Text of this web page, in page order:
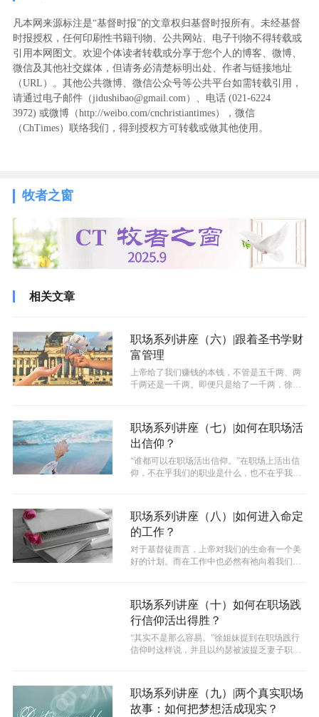
凡本网来源标注是“基督时报”的文章权归基督时报所有。未经基督
时报授权，任何印刷性书籍刊物、公共网站、电子刊物不得转载或
引用本网图文。欢迎个体读者转载或分享于您个人的博客、微博、
微信及其他社交媒体，但请务必清楚标明出处、作者与链接地址
（URL）。其他公共微博、微信公众号等公共平台如需转载引用，
请通过电子邮件（jidushibao@gmail.com）、电话 (021-6224
3972) ‬或微博（http://weibo.com/cnchristiantimes），微信
（ChTimes）联络我们，得到授权方可转载或做其他使用。
牧者之窗
相关文章
职场系列讲座（六）|跟着圣书学财
富管理
上帝给了我们赚钱的本钱，不管是五千两、两
千两还是一千两。即便只是给了一千两，徐姐
职场系列讲座（七）|如何在职场活
出信仰？
“谁都可以在职场活出信仰。”在职场上活出信
仰，不在乎我们的职业是什么，也不在乎我们
职场系列讲座（八）|如何进入命定
的工作？
对于基督徒而言，上帝对我们的生命有一个美
好的计划。而在工作中也必然有祂向着我们的
职场系列讲座（十）如何在职场践
行信仰活出得胜？
“其实不是那么容易。”徐姐妹提到在职场践行
信仰时这样说，并且以约瑟被波提乏妻子职场
职场系列讲座（九）|两个真实职场
故事：如何把梦想活成现实？